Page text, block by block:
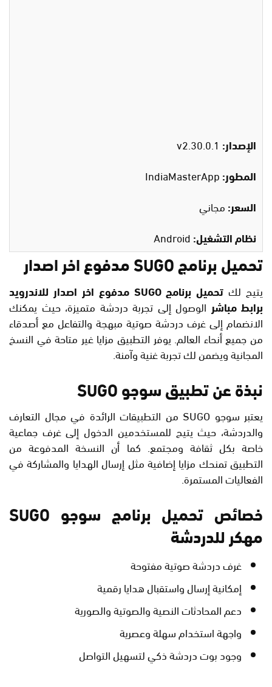
الإصدار:
المطور:
السعر:مجاني
نظام التشغيل:
تحميل برنامج SUGO مدفوع اخر اصدار
يتيح لك تحميل برنامج SUGO مدفوع اخر اصدار للاندرويد
برابط مباشر الوصول إلى تجربة دردشة متميزة، حيث يمكنك
الانضمام إلى غرف دردشة صوتية مبهجة والتفاعل مع أصدقاء
من جميع أنحاء العالم. يوفر التطبيق مزايا غير متاحة في النسخ
المجانية ويضمن لك تجربة غنية وآمنة.
نبذة عن تطبيق سوجو SUGO
يعتبر سوجو SUGO من التطبيقات الرائدة في مجال التعارف
والدردشة، حيث يتيح للمستخدمين الدخول إلى غرف جماعية
خاصة بكل ثقافة ومجتمع. كما أن النسخة المدفوعة من
التطبيق تمنحك مزايا إضافية مثل إرسال الهدايا والمشاركة في
الفعاليات المستمرة.
خصائص تحميل برنامج سوجو SUGO
مهكر للدردشة
غرف دردشة صوتية مفتوحة
إمكانية إرسال واستقبال هدايا رقمية
دعم المحادثات النصية والصوتية والصورية
واجهة استخدام سهلة وعصرية
وجود بوت دردشة ذكي لتسهيل التواصل